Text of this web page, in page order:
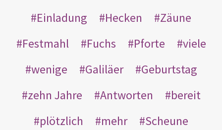
Einladung
Hecken
Zäune
Festmahl
Fuchs Pforte
viele
wenige
Galiläer
Geburtstag
zehn Jahre
Antworten
bereit
plötzlich
mehr Scheune